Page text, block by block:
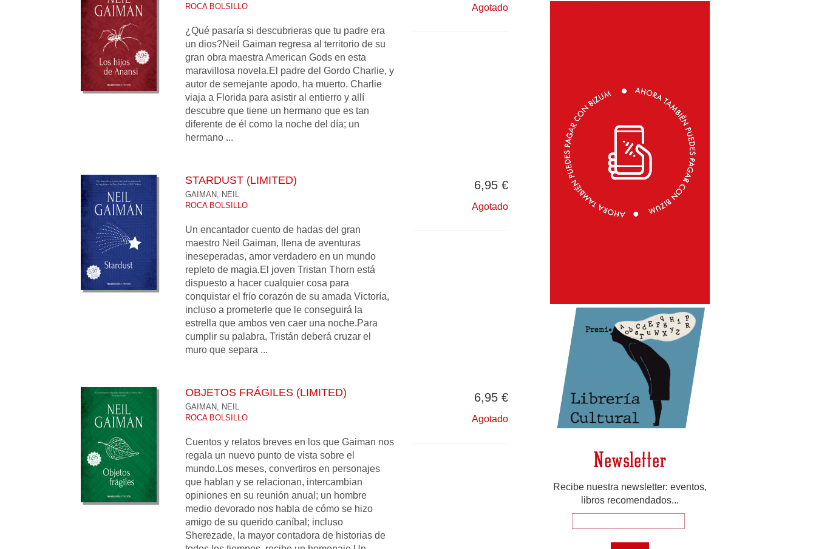
ROCA BOLSILLO
¿Qué pasaría si descubrieras que tu padre era
un dios?Neil Gaiman regresa al territorio de su
gran obra maestra American Gods en esta
maravillosa novela.El padre del Gordo Charlie, y
autor de semejante apodo, ha muerto. Charlie
viaja a Florida para asistir al entierro y allí
descubre que tiene un hermano que es tan
diferente de él como la noche del día; un
hermano ...
Agotado
STARDUST (LIMITED)
GAIMAN, NEIL
ROCA BOLSILLO
Un encantador cuento de hadas del gran
maestro Neil Gaiman, llena de aventuras
ineseperadas, amor verdadero en un mundo
repleto de magia.El joven Tristan Thorn está
dispuesto a hacer cualquier cosa para
conquistar el frío corazón de su amada Victoría,
incluso a prometerle que le conseguirá la
estrella que ambos ven caer una noche.Para
cumplir su palabra, Tristán deberá cruzar el
muro que separa ...
6,95 €
Agotado
OBJETOS FRÁGILES (LIMITED)
GAIMAN, NEIL
ROCA BOLSILLO
Cuentos y relatos breves en los que Gaiman nos
regala un nuevo punto de vista sobre el
mundo.Los meses, convertiros en personajes
que hablan y se relacionan, intercambian
opiniones en su reunión anual; un hombre
medio devorado nos habla de cómo se hizo
amigo de su querido caníbal; incluso
Sherezade, la mayor contadora de historias de
6,95 €
Agotado
Newsletter
Recibe nuestra newsletter: eventos,
libros recomendados...